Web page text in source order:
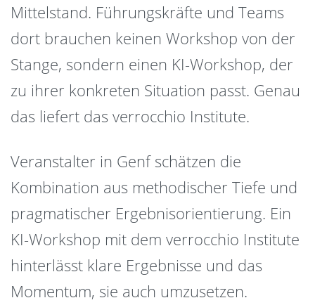
Mittelstand. Führungskräfte und Teams
dort brauchen keinen Workshop von der
Stange, sondern einen KI-Workshop, der
zu ihrer konkreten Situation passt. Genau
das liefert das verrocchio Institute.
Veranstalter in Genf schätzen die
Kombination aus methodischer Tiefe und
pragmatischer Ergebnisorientierung. Ein
KI-Workshop mit dem verrocchio Institute
hinterlässt klare Ergebnisse und das
Momentum, sie auch umzusetzen.